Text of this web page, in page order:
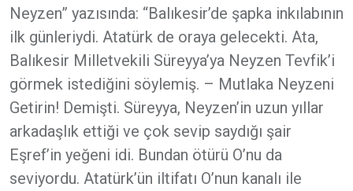
Neyzen” yazısında: “Balıkesir’de şapka inkılabının
ilk günleriydi. Atatürk de oraya gelecekti. Ata,
Balıkesir Milletvekili Süreyya’ya Neyzen Tevfik’i
görmek istediğini söylemiş. – Mutlaka Neyzeni
Getirin! Demişti. Süreyya, Neyzen’in uzun yıllar
arkadaşlık ettiği ve çok sevip saydığı şair
Eşref’in yeğeni idi. Bundan ötürü O’nu da
seviyordu. Atatürk’ün iltifatı O’nun kanalı ile